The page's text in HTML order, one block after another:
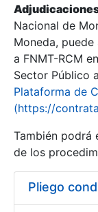
Nacional de
Moneda,
a FNMT-RCM
Sector Público
Plataforma de
(https://
También podrá
de los